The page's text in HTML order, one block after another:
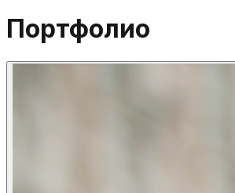
Портфолио